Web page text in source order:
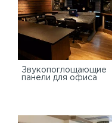
Звукопоглощающие
панели для офиса